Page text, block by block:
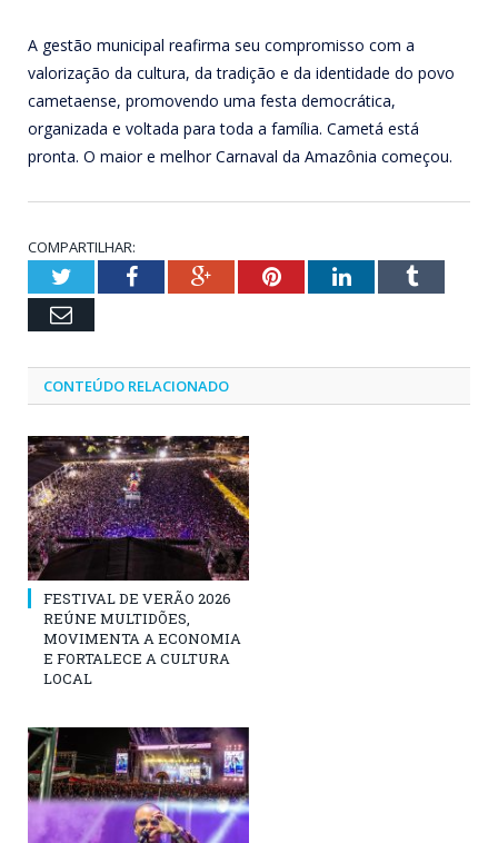
A gestão municipal reafirma seu compromisso com a
valorização da cultura, da tradição e da identidade do povo
cametaense, promovendo uma festa democrática,
organizada e voltada para toda a família. Cametá está
pronta. O maior e melhor Carnaval da Amazônia começou.
COMPARTILHAR:
TwitterFacebookGoogle+PinterestLinkedInTumblr
Email
CONTEÚDO RELACIONADO
FESTIVAL DE VERÃO 2026
REÚNE MULTIDÕES,
MOVIMENTA A ECONOMIA
E FORTALECE A CULTURA
LOCAL